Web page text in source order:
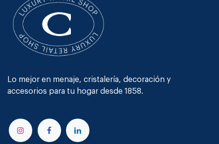
Lo mejor en menaje, cristalería, decoración y
accesorios para tu hogar desde 1858.